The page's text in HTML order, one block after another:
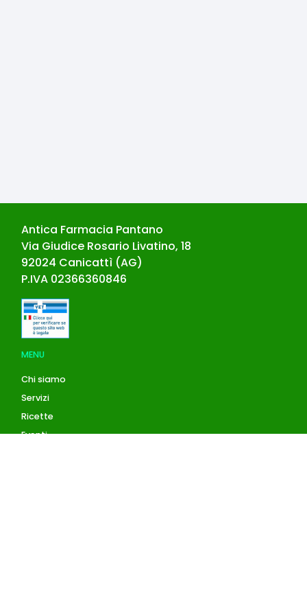
Antica Farmacia Pantano
Via Giudice Rosario Livatino, 18
92024 Canicattì (AG)
P.IVA 02366360846
MENU
Chi siamo
Servizi
Ricette
Eventi